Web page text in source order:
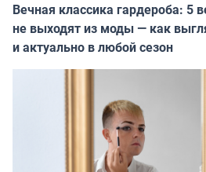
Вечная классика гардероба: 5
не выходят из моды — как
и актуально в любой сезон